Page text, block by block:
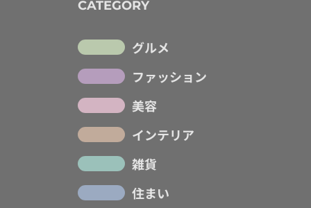
CATEGORY
グルメ
ファッション
美容
インテリア
雑貨
住まい